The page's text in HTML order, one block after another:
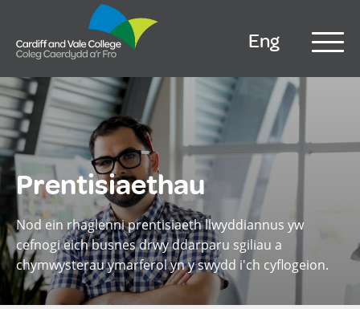
Prentisiaethau
Nod ein rhaglenni prentisiaeth llwyddiannus yw
cefnogi eich busnes drwy ddarparu sgiliau a
chymwysterau ymarferol yn y swydd i'ch cyflogeion.
Eng